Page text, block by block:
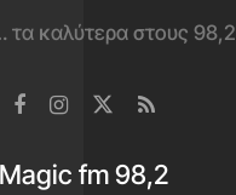
τα καλύτερα στους 98,2
Magic fm 98,2